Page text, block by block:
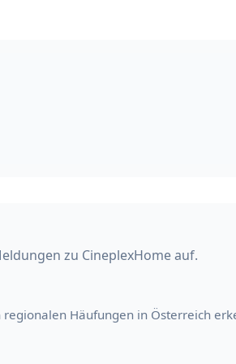
zu CineplexHome auf.
Häufungen in Österreich